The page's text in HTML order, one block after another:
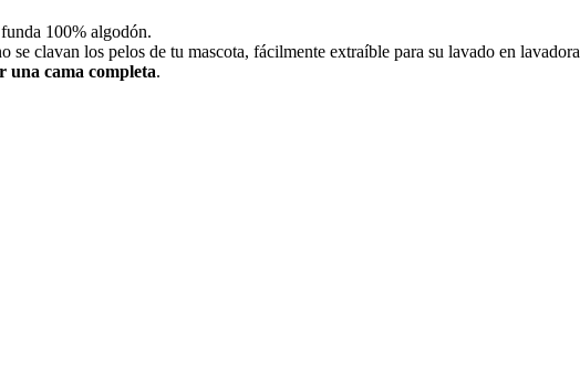
100% algodón.
clavan los pelos de tu mascota, fácilmente extraíble para su lavado en lavadora
una cama completa.